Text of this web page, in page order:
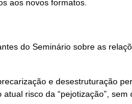
aos novos formatos.
do Seminário sobre as
e desestruturação
risco da “pejotização”, sem